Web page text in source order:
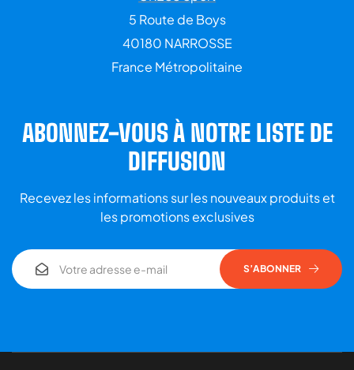
5 Route de Boys
40180 NARROSSE
France Métropolitaine
ABONNEZ-VOUS À NOTRE LISTE DE
DIFFUSION
Recevez les informations sur les nouveaux produits et
les promotions exclusives
S’ABONNER